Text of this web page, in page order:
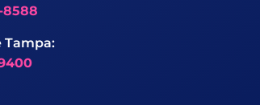
8588
Tampa: